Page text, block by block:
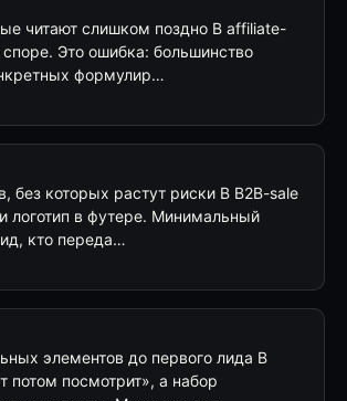
читают слишком поздно В affiliate-
Это ошибка: большинство
формулир…
без которых растут риски В B2B-sale
логотип в футере. Минимальный
кто переда…
элементов до первого лида В
потом посмотрит», а набор